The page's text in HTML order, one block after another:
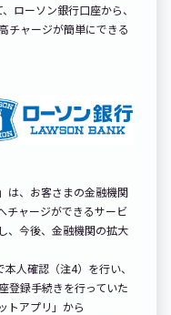
ローソン銀行口座から、
チャージが簡単にできる
は、お客さまの金融機関
チャージができるサービ
、今後、金融機関の拡大
人確認（注4）を行い、
登録手続きを行っていた
トアプリ」から